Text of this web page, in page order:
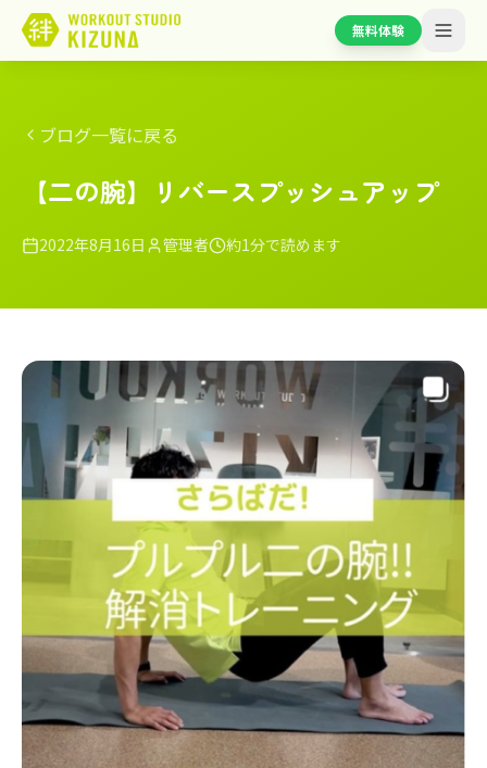
無料体験
ブログ一覧に戻る
【二の腕】リバースプッシュアップ
2022年8月16日 管理者 約1分で読めます